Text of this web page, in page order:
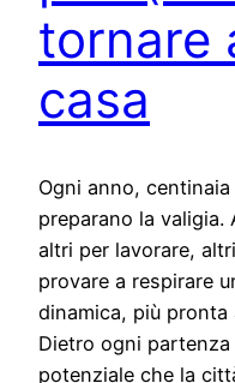
tornare
casa
Ogni anno,
preparano la
altri per lavorare,
provare a respirare
dinamica, più
Dietro ogni partenza
potenziale che la